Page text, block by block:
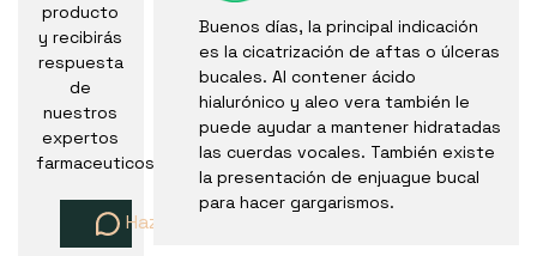
producto
y recibirás
respuesta
de
nuestros
expertos
farmaceuticos
Haz una pregunta
Buenos días, la principal indicación
es la cicatrización de aftas o úlceras
bucales. Al contener ácido
hialurónico y aleo vera también le
puede ayudar a mantener hidratadas
las cuerdas vocales. También existe
la presentación de enjuague bucal
para hacer gargarismos.